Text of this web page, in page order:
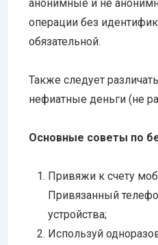
анонимные и не
операции без
обязательной.
Также следует
нефиатные деньги (не
Основные советы по
Привяжи к счету
Привязанный
устройства;
Используй